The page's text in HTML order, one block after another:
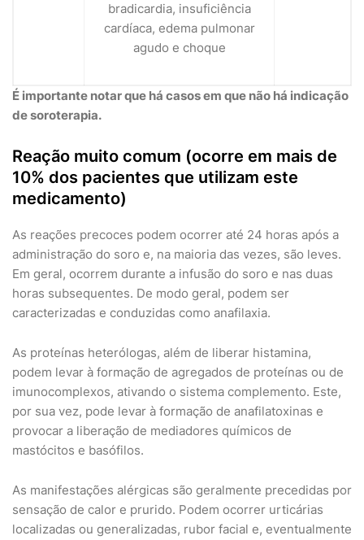
bradicardia, insuficiência
cardíaca, edema pulmonar
agudo e choque
É importante notar que há casos em que não há indicação
de soroterapia.
Reação muito comum (ocorre em mais de
10% dos pacientes que utilizam este
medicamento)
As reações precoces podem ocorrer até 24 horas após a
administração do soro e, na maioria das vezes, são leves.
Em geral, ocorrem durante a infusão do soro e nas duas
horas subsequentes. De modo geral, podem ser
caracterizadas e conduzidas como anafilaxia.
As proteínas heterólogas, além de liberar histamina,
podem levar à formação de agregados de proteínas ou de
imunocomplexos, ativando o sistema complemento. Este,
por sua vez, pode levar à formação de anafilatoxinas e
provocar a liberação de mediadores químicos de
mastócitos e basófilos.
As manifestações alérgicas são geralmente precedidas por
sensação de calor e prurido. Podem ocorrer urticárias
localizadas ou generalizadas, rubor facial e, eventualmente